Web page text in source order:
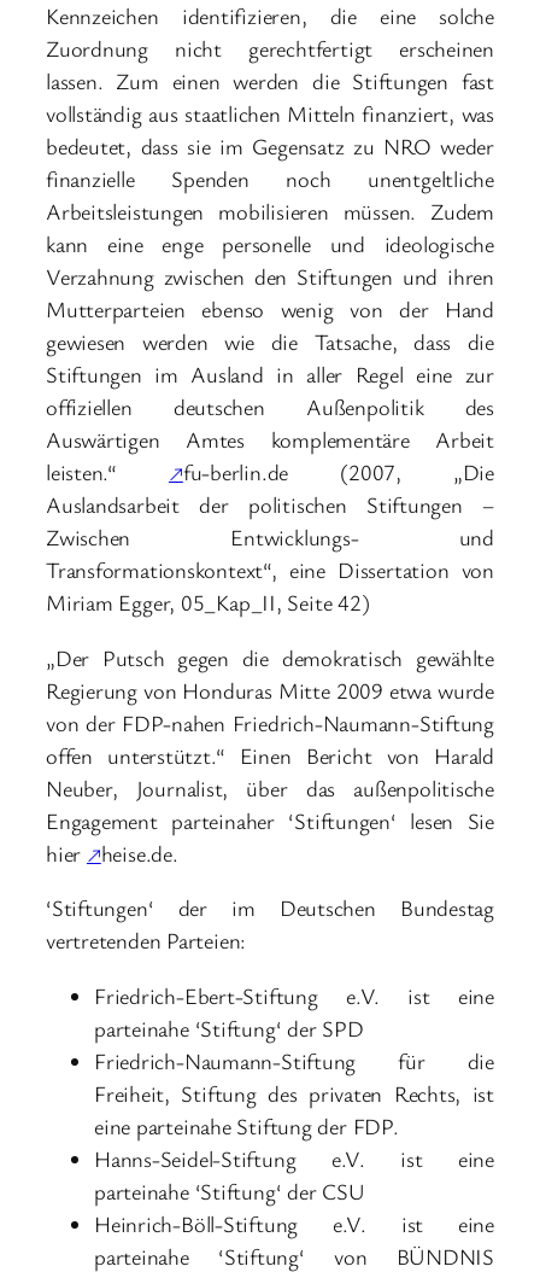
Kennzeichen identifizieren, die eine solche
Zuordnung nicht gerechtfertigt erscheinen
lassen. Zum einen werden die Stiftungen fast
vollständig aus staatlichen Mitteln finanziert, was
bedeutet, dass sie im Gegensatz zu NRO weder
finanzielle Spenden noch unentgeltliche
Arbeitsleistungen mobilisieren müssen. Zudem
kann eine enge personelle und ideologische
Verzahnung zwischen den Stiftungen und ihren
Mutterparteien ebenso wenig von der Hand
gewiesen werden wie die Tatsache, dass die
Stiftungen im Ausland in aller Regel eine zur
offiziellen deutschen Außenpolitik des
Auswärtigen Amtes komplementäre Arbeit
leisten.“ ↗fu-berlin.de (2007, „Die
Auslandsarbeit der politischen Stiftungen –
Zwischen Entwicklungs- und
Transformationskontext“, eine Dissertation von
Miriam Egger, 05_Kap_II, Seite 42)
„Der Putsch gegen die demokratisch gewählte
Regierung von Honduras Mitte 2009 etwa wurde
von der FDP-nahen Friedrich-Naumann-Stiftung
offen unterstützt.“ Einen Bericht von Harald
Neuber, Journalist, über das außenpolitische
Engagement parteinaher ‘Stiftungen‘ lesen Sie
hier ↗heise.de.
‘Stiftungen‘ der im Deutschen Bundestag
vertretenden Parteien:
Friedrich-Ebert-Stiftung e.V. ist eine
parteinahe ‘Stiftung‘ der SPD
Friedrich-Naumann-Stiftung für die
Freiheit, Stiftung des privaten Rechts, ist
eine parteinahe Stiftung der FDP.
Hanns-Seidel-Stiftung e.V. ist eine
parteinahe ‘Stiftung‘ der CSU
Heinrich-Böll-Stiftung e.V. ist eine
parteinahe ‘Stiftung‘ von BÜNDNIS